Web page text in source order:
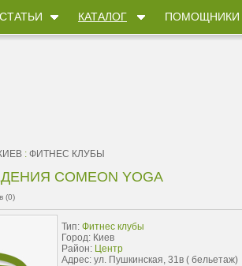
СТАТЬИ КАТАЛОГ ПОМОЩНИКИ
: ФИТНЕС КЛУБЫ
COMEON YOGA
(0)
Тип: Фитнес клубы
Город: Киев
Район: Центр
Адрес: ул. Пушкинская, 31в ( бельетаж)